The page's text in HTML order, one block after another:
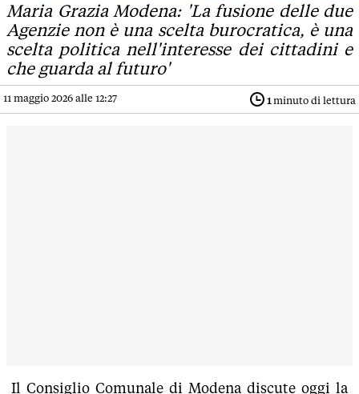
Maria Grazia Modena: 'La fusione delle due
Agenzie non è una scelta burocratica, è una
scelta politica nell'interesse dei cittadini e
che guarda al futuro'
11 maggio 2026 alle 12:27 1minuto di lettura
Il Consiglio Comunale di Modena discute oggi la